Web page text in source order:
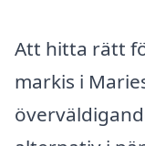
Att hitta rätt
markis i